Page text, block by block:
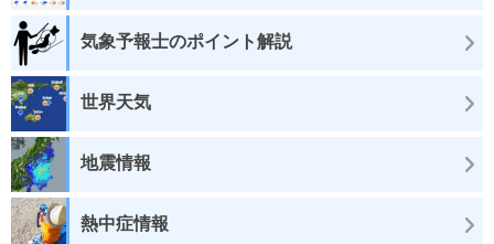
気象予報士のポイント解説
世界天気
地震情報
熱中症情報